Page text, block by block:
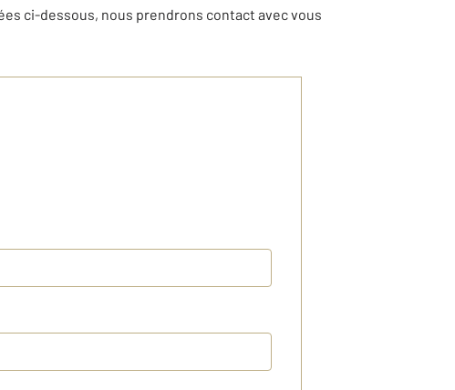
ci-dessous, nous prendrons contact avec vous